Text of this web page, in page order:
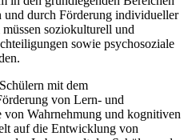
durch Förderung individueller
soziokulturell und
sowie psychosoziale
mit dem
von Lern- und
von Wahrnehmung und kognitiven
auf die Entwicklung von